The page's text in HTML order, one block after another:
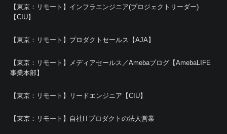
【東京：リモート】インフラエンジニア(プロジェクトリーダー)
【CIU】
【東京：リモート】プロダクトセールス【AJA】
【東京：リモート】メディアセールス／Amebaブログ【AmebaLIFE
事業本部】
【東京：リモート】リードエンジニア【CIU】
【東京：リモート】自社ITプロダクトの法人営業